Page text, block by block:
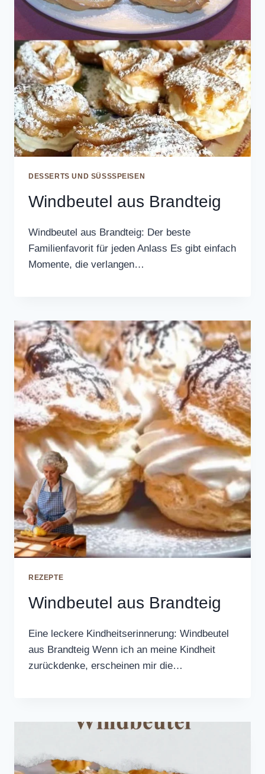
DESSERTS UND SÜSSSPEISEN
Windbeutel aus Brandteig
Windbeutel aus Brandteig: Der beste
Familienfavorit für jeden Anlass Es gibt einfach
Momente, die verlangen…
REZEPTE
Windbeutel aus Brandteig
Eine leckere Kindheitserinnerung: Windbeutel
aus Brandteig Wenn ich an meine Kindheit
zurückdenke, erscheinen mir die…